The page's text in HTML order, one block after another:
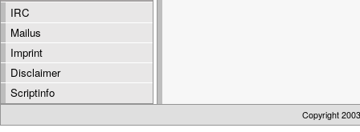
IRC
Mailus
Imprint
Disclaimer
Scriptinfo
Copyright